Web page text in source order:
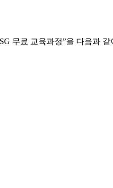
무료 교육과정”을 다음과